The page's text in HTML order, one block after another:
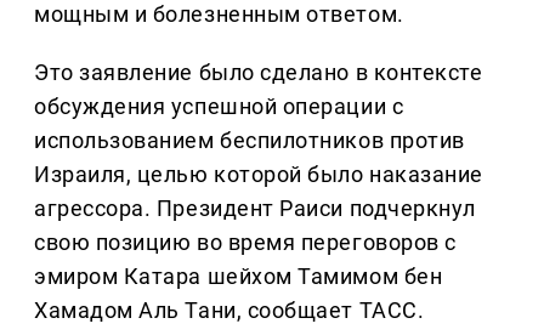
мощным и болезненным ответом.
Это заявление было сделано в контексте
обсуждения успешной операции с
использованием беспилотников против
Израиля, целью которой было наказание
агрессора. Президент Раиси подчеркнул
свою позицию во время переговоров с
эмиром Катара шейхом Тамимом бен
Хамадом Аль Тани, сообщает ТАСС.